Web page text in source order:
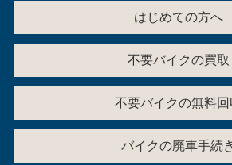
はじめての方へ
不要バイクの買取
不要バイクの無料回
バイクの廃車手続